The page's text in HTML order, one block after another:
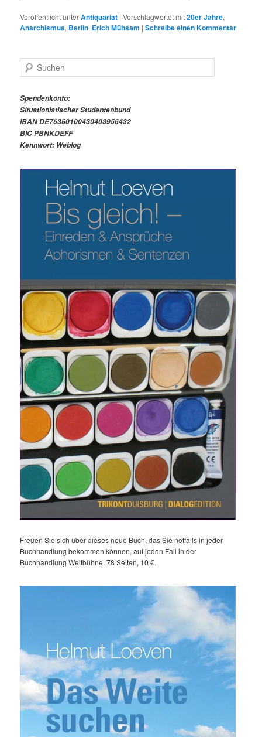
Veröffentlicht unterAntiquariat |Verschlagwortet mit20er Jahre,
Anarchismus, Berlin, Erich Mühsam |Schreibe einen Kommentar
u
h
e
n
Spendenkonto:
Situationistischer Studentenbund
IBAN DE76360100430403956432
BIC PBNKDEFF
Kennwort: Weblog
Freuen Sie sich über dieses neue Buch, das Sie notfalls in jeder
Buchhandlung bekommen können, auf jeden Fall in der
Buchhandlung Weltbühne. 78 Seiten, 10 €.